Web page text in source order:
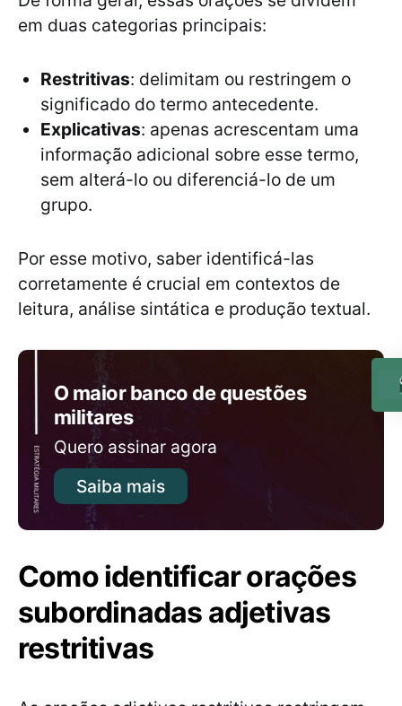
em duas categorias principais:
Restritivas: delimitam ou restringem o
significado do termo antecedente.
Explicativas: apenas acrescentam uma
informação adicional sobre esse termo,
sem alterá-lo ou diferenciá-lo de um
grupo.
Por esse motivo, saber identificá-las
corretamente é crucial em contextos de
leitura, análise sintática e produção textual.
O maior banco de questões
militares
Quero assinar agora
Saiba mais
Como identificar orações
subordinadas adjetivas
restritivas